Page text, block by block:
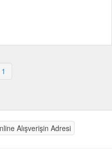
Alışverişin Adresi